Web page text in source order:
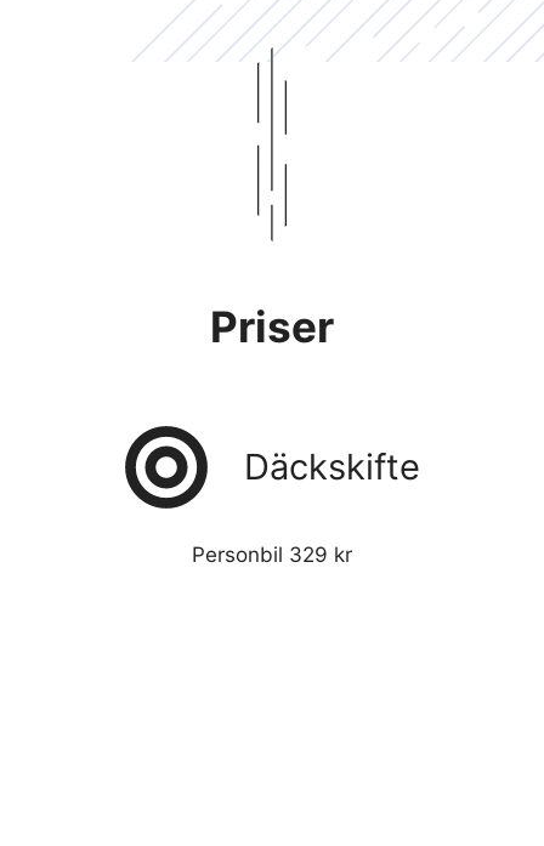
Priser
Däckskifte
Personbil 329 kr